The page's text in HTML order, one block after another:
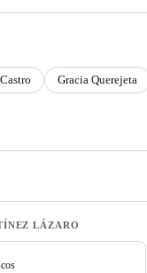
Gracia Querejeta
LÁZARO